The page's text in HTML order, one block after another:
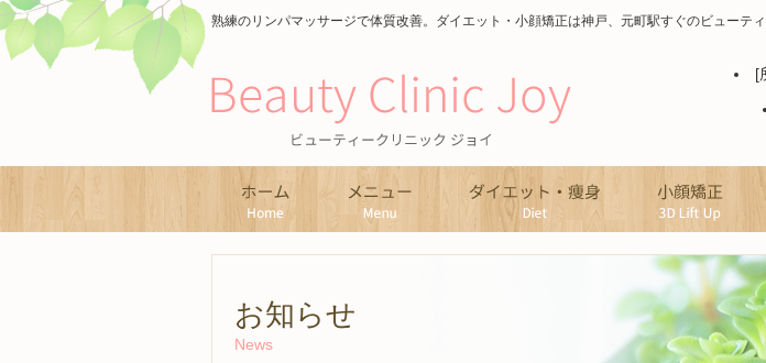
熟練のリンパマッサージで体質改善。ダイエット・小顔矯正は神戸、元町駅すぐのビューテ
[
メニュー
お知らせ
News